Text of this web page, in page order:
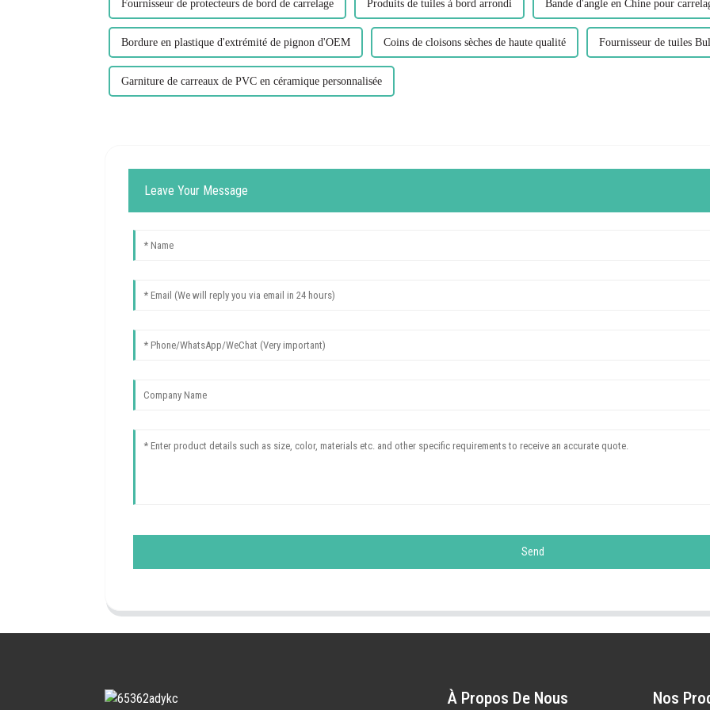
Fournisseur de protecteurs de bord de carrelage Produits de tuiles à bord arrondi Bande d'angle en Chine pour
Bordure en plastique d'extrémité de pignon d'OEM Coins de cloisons sèches de haute qualité Fournisseur de tuiles
Garniture de carreaux de PVC en céramique personnalisée
Leave Your Message
Send
À Propos De Nous Nos